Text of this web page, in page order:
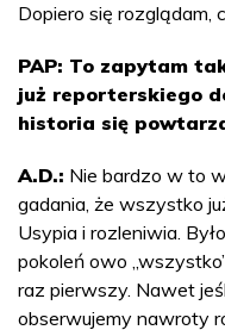
Dopiero się rozglądam,
PAP: To zapytam
już reporterskiego
historia się
A.D.: Nie bardzo w to
gadania, że wszystko
Usypia i rozleniwia.
pokoleń owo
raz pierwszy. Nawet
obserwujemy nawroty